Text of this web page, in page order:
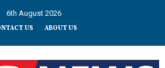
6th August 2026
US ABOUT US